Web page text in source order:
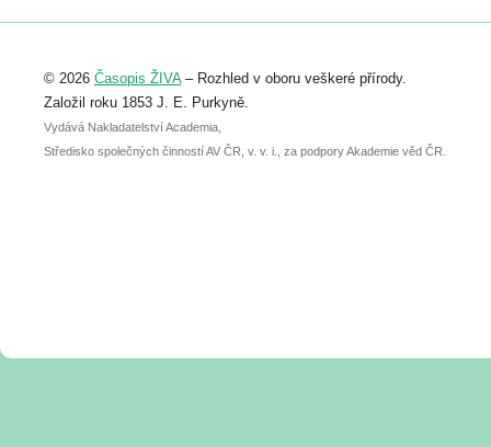
Registrovat se můžete do 6. září.
abstraktu přihlášené přednášky nebo
posteru je už 30. června.
© 2026 Časopis ŽIVA– Rozhled v oboru veškeré přírody.
Založil roku 1853 J. E. Purkyně.
Vydává Nakladatelství Academia,
Středisko společných činností AV ČR, v. v. i., za podpory Akademie věd ČR.